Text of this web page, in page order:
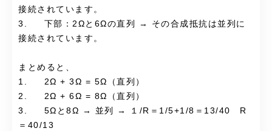
接続されています。
3. 下部：2Ωと6Ωの直列 → その合成抵抗は並列に
接続されています。
まとめると、
1. 2Ω + 3Ω = 5Ω（直列）
2. 2Ω + 6Ω = 8Ω（直列）
3. 5Ωと8Ω → 並列 → １/R＝1/5+1/8＝13/40 R
＝40/13